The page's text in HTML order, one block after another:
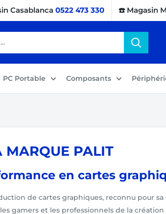
Casablanca 0522 473 330 ☎️ Magasin
PC Portable Composants
MARQUE PALIT
en cartes
de cartes graphiques, reconnu pour
gamers et les professionnels de la